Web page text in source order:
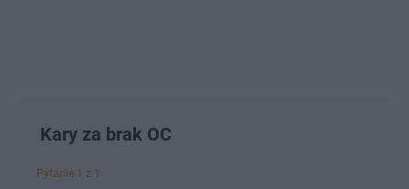
Kary za brak OC
Pytanie 1 z 1